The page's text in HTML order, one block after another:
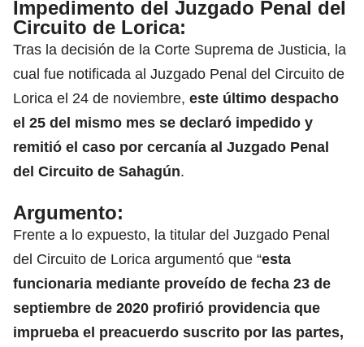
Impedimento del Juzgado Penal del
Circuito de Lorica:
Tras la decisión de la Corte Suprema de Justicia, la
cual fue notificada al Juzgado Penal del Circuito de
Lorica el 24 de noviembre, este último despacho
el 25 del mismo mes se declaró impedido y
remitió el caso por cercanía al Juzgado Penal
del Circuito de Sahagún.
Argumento:
Frente a lo expuesto, la titular del Juzgado Penal
del Circuito de Lorica argumentó que “esta
funcionaria mediante proveído de fecha 23 de
septiembre de 2020 profirió providencia que
imprueba el preacuerdo suscrito por las partes,